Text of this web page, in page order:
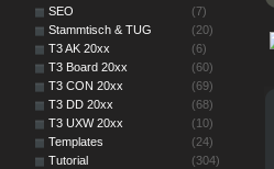
SEO
(7)
Stammtisch & TUG
(20)
T3 AK 20xx
(6)
T3 Board 20xx
(60)
T3 CON 20xx
(69)
T3 DD 20xx
(68)
T3 UXW 20xx
(10)
Templates
(24)
Tutorial
(304)